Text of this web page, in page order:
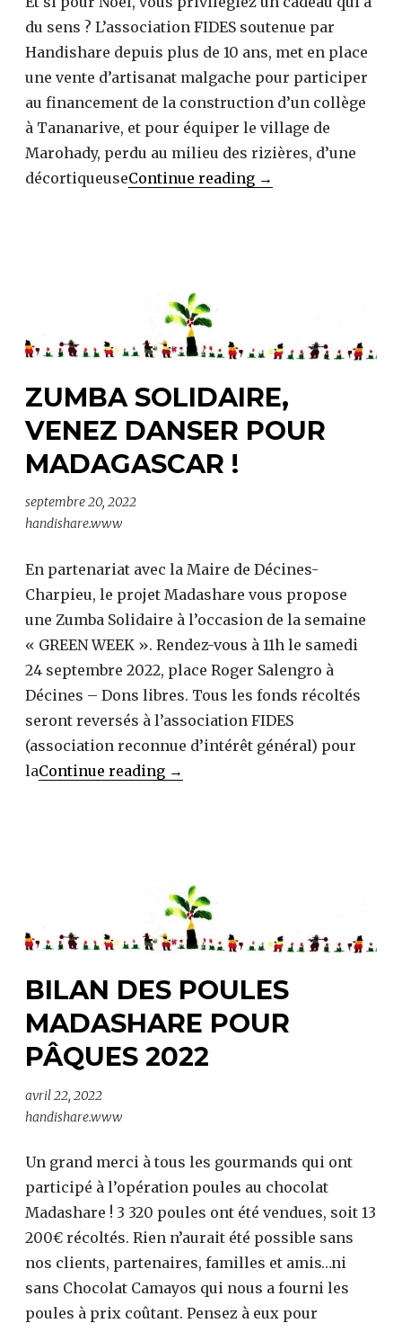
du sens ? L’association FIDES soutenue par
Handishare depuis plus de 10 ans, met en place
une vente d’artisanat malgache pour participer
au financement de la construction d’un collège
à Tananarive, et pour équiper le village de
Marohady, perdu au milieu des rizières, d’une
décortiqueuseContinue reading Artisanat
→
ZUMBA SOLIDAIRE,
VENEZ DANSER POUR
MADAGASCAR !
septembre 20, 2022
handishare.www
En partenariat avec la Maire de Décines-
Charpieu, le projet Madashare vous propose
une Zumba Solidaire à l’occasion de la semaine
« GREEN WEEK ». Rendez-vous à 11h le samedi
24 septembre 2022, place Roger Salengro à
Décines – Dons libres. Tous les fonds récoltés
seront reversés à l’association FIDES
(association reconnue d’intérêt général) pour
laContinue reading ZUMBA
Madagascar
!
→
BILAN DES POULES
MADASHARE POUR
PÂQUES 2022
avril 22, 2022
handishare.www
Un grand merci à tous les gourmands qui ont
participé à l’opération poules au chocolat
Madashare ! 3 320 poules ont été vendues, soit 13
200€ récoltés. Rien n’aurait été possible sans
nos clients, partenaires, familles et amis…ni
sans Chocolat Camayos qui nous a fourni les
poules à prix coûtant. Pensez à eux pour